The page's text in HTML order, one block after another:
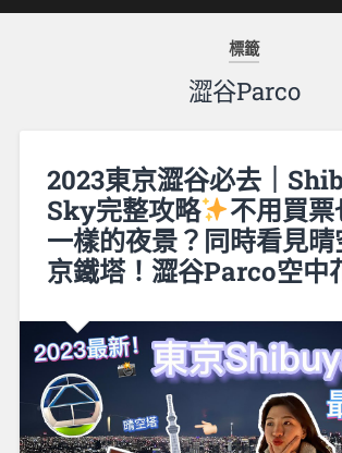
標籤
澀谷Parco
2023東京澀谷必去｜
Sky完整攻略
不用買
一樣的夜景？同時看見
京鐵塔！澀谷Parco空中